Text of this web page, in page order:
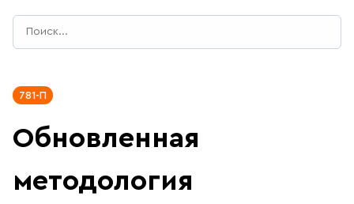
781-П
Обновленная
методология